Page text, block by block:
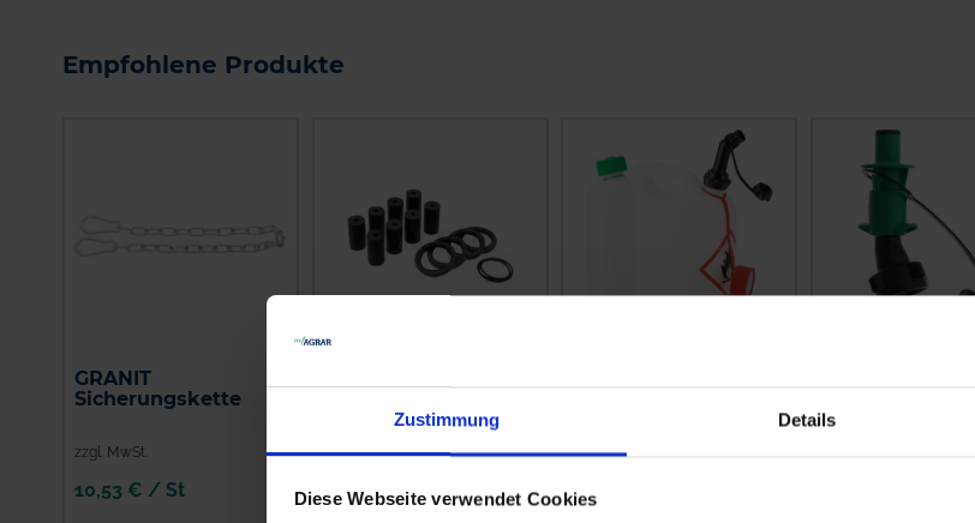
Zustimmung Details
Diese Webseite verwendet Cookies
Empfohlene Produkte
GRANIT
Sicherungskette
zzgl. MwSt.
10,53 € / St
zzgl. MwSt.
70,95 € / St
zzgl. MwSt.
21,94 € / St
Kombikanister
zzgl. MwSt.